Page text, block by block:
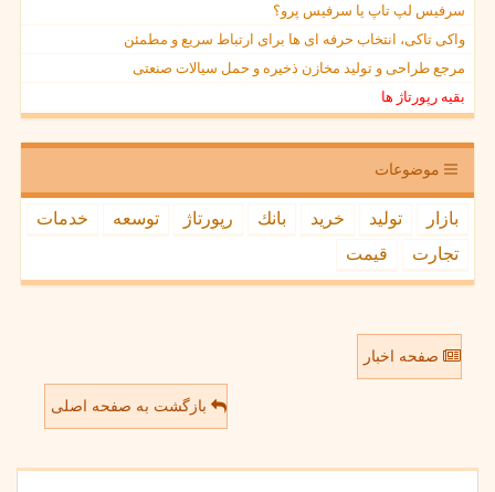
سرفیس لپ تاپ یا سرفیس پرو؟
واکی تاکی، انتخاب حرفه ای ها برای ارتباط سریع و مطمئن
مرجع طراحی و تولید مخازن ذخیره و حمل سیالات صنعتی
بقیه رپورتاژ ها
موضوعات
بازار تولید خرید بانك رپورتاژ توسعه
خدمات
تجارت
قیمت
صفحه اخبار
بازگشت به صفحه اصلی